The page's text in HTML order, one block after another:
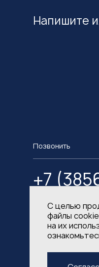
Напишите
Позвонить
+7
Политика в
С целью
файлы
на их